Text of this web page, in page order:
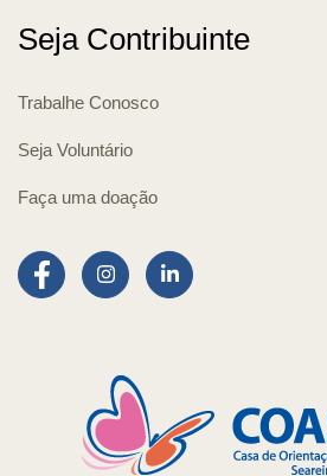
Seja Contribuinte
Trabalhe Conosco
Seja Voluntário
Faça uma doação